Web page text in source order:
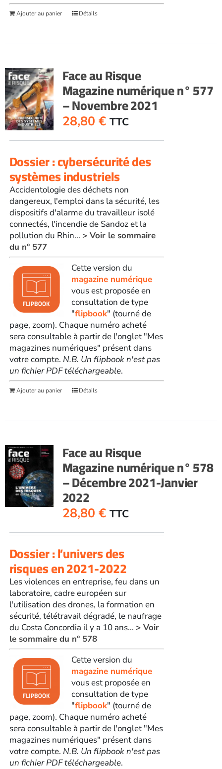
Ajouter au panier Détails
Face au Risque
Magazine numérique n° 577
– Novembre 2021
28,80 € TTC
Dossier : cybersécurité des
systèmes industriels
Accidentologie des déchets non
dangereux, l'emploi dans la sécurité, les
dispositifs d'alarme du travailleur isolé
connectés, l'incendie de Sandoz et la
pollution du Rhin... > Voir le sommaire
du n° 577
Cette version du
magazine numérique
vous est proposée en
consultation de type
"flipbook" (tourné de
page, zoom). Chaque numéro acheté
sera consultable à partir de l'onglet "Mes
magazines numériques" présent dans
votre compte. N.B. Un flipbook n'est pas
un fichier PDF téléchargeable.
Ajouter au panier Détails
Face au Risque
Magazine numérique n° 578
– Décembre 2021-Janvier
2022
28,80 € TTC
Dossier : l’univers des
risques en 2021-2022
Les violences en entreprise, feu dans un
laboratoire, cadre européen sur
l'utilisation des drones, la formation en
sécurité, télétravail dégradé, le naufrage
du Costa Concordia il y a 10 ans... > Voir
le sommaire du n° 578
Cette version du
magazine numérique
vous est proposée en
consultation de type
"flipbook" (tourné de
page, zoom). Chaque numéro acheté
sera consultable à partir de l'onglet "Mes
magazines numériques" présent dans
votre compte. N.B. Un flipbook n'est pas
un fichier PDF téléchargeable.